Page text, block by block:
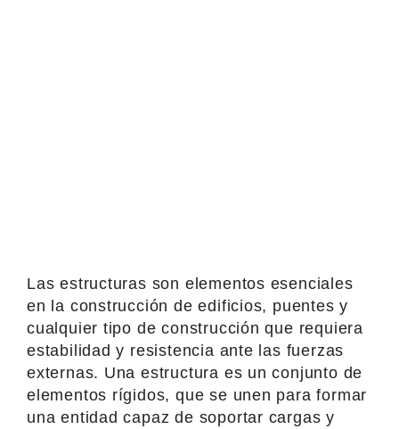
Las estructuras son elementos esenciales
en la construcción de edificios, puentes y
cualquier tipo de construcción que requiera
estabilidad y resistencia ante las fuerzas
externas. Una estructura es un conjunto de
elementos rígidos, que se unen para formar
una entidad capaz de soportar cargas y